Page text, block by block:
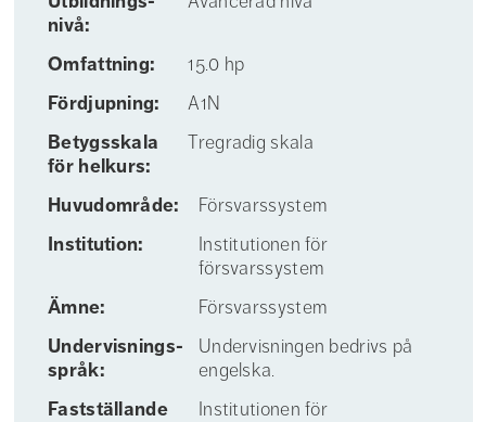
nivå:
Omfattning:
15.0 hp
Fördjupning:
A1N
Betygs­skala
för helkurs:
Tregradig skala
Huvudområde:
Försvarssystem
Institution:
Institutionen för
försvarssystem
Ämne:
Försvarssystem
Undervisnings­
språk:
Undervisningen bedrivs på
engelska.
Fastställande
Institutionen för